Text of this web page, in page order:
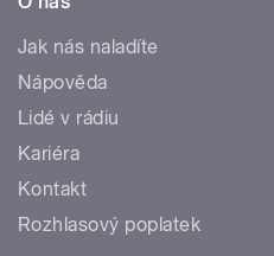
Jak nás naladíte
Nápověda
Lidé v rádiu
Kariéra
Kontakt
Rozhlasový poplatek